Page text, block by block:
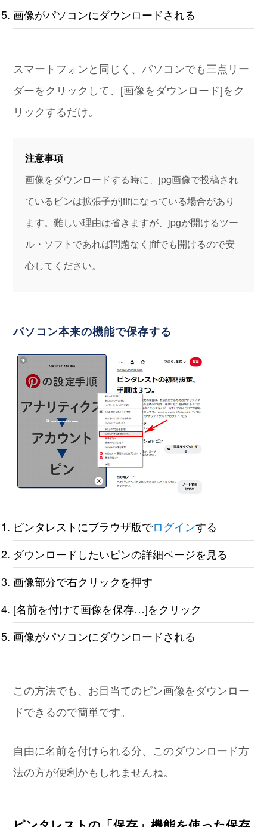
画像がパソコンにダウンロードされる
スマートフォンと同じく、パソコンでも三点リー
ダーをクリックして、[画像をダウンロード]をク
リックするだけ。
注意事項
画像をダウンロードする時に、jpg画像で投稿され
ているピンは拡張子がjfifになっている場合があり
ます。難しい理由は省きますが、jpgが開けるツー
ル・ソフトであれば問題なくjfifでも開けるので安
心してください。
パソコン本来の機能で保存する
ピンタレストにブラウザ版でログインする
ダウンロードしたいピンの詳細ページを見る
画像部分で右クリックを押す
[名前を付けて画像を保存…]をクリック
画像がパソコンにダウンロードされる
この方法でも、お目当てのピン画像をダウンロー
ドできるので簡単です。
自由に名前を付けられる分、このダウンロード方
法の方が便利かもしれませんね。